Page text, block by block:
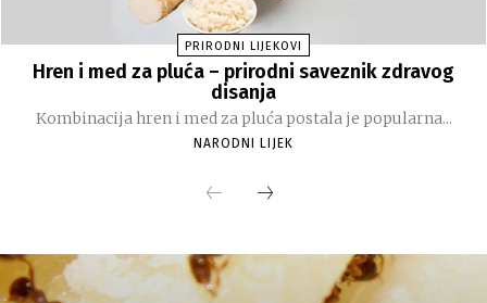
PRIRODNI LIJEKOVI
Hren i med za pluća – prirodni saveznik zdravog
disanja
Kombinacija hren i med za pluća postala je popularna...
NARODNI LIJEK